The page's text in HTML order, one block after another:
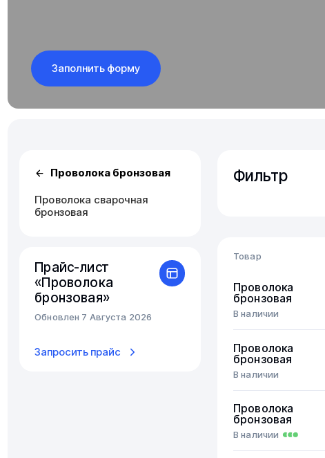
Заполнить форму
Проволока бронзовая
Проволока сварочная
бронзовая
Прайс-лист
«Проволока
бронзовая»
Обновлен 7 Августа 2026
Запросить прайс
Фильтр
Товар
Проволока
бронзовая
В наличии
Проволока
бронзовая
В наличии
Проволока
бронзовая
В наличии